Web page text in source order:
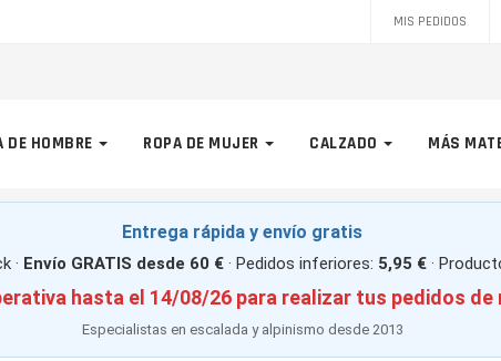
MIS PEDIDOS
DE HOMBRE ROPA DE MUJER CALZADO MÁS
Entrega rápida y envío gratis
· Envío GRATIS desde 60 €· Pedidos inferiores: 5,95 €·
hasta el 14/08/26 para realizar tus pedidos de
Especialistas en escalada y alpinismo desde 2013